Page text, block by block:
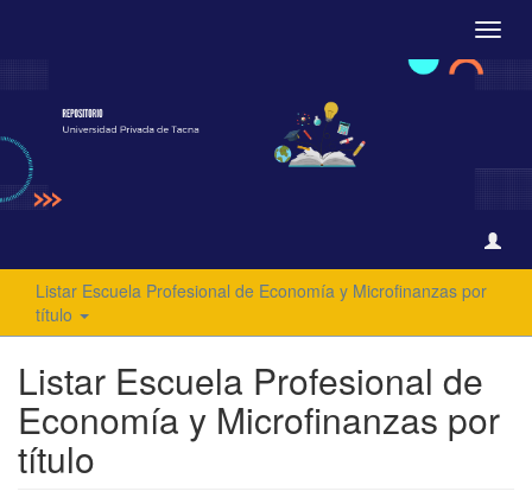
Listar Escuela Profesional de Economía y Microfinanzas por
título
Listar Escuela Profesional de
Economía y Microfinanzas por
título